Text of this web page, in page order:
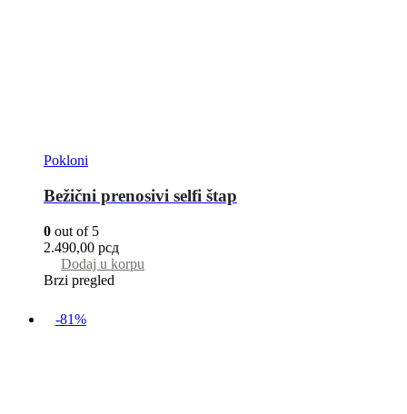
Pokloni
Bežični prenosivi selfi štap
0 out of 5
2.490,00 рсд
Dodaj u korpu
Brzi pregled
-81%